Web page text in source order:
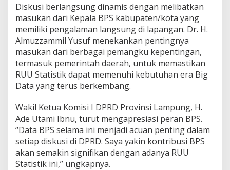
Diskusi berlangsung dinamis dengan melibatkan
masukan dari Kepala BPS kabupaten/kota yang
memiliki pengalaman langsung di lapangan. Dr. H.
Almuzzammil Yusuf menekankan pentingnya
masukan dari berbagai pemangku kepentingan,
termasuk pemerintah daerah, untuk memastikan
RUU Statistik dapat memenuhi kebutuhan era Big
Data yang terus berkembang.
Wakil Ketua Komisi I DPRD Provinsi Lampung, H.
Ade Utami Ibnu, turut mengapresiasi peran BPS.
“Data BPS selama ini menjadi acuan penting dalam
setiap diskusi di DPRD. Saya yakin kontribusi BPS
akan semakin signifikan dengan adanya RUU
Statistik ini,” ungkapnya.